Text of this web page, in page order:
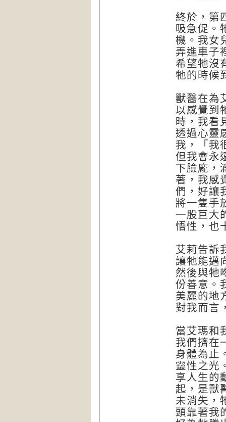
終於，第
吸急促。
機。我女
弄進車子
希望牠沒
牠的時候
獸醫在為
以感覺到
時，我看
透過心靈
我，「我
但我會永
下臉龐，
著，我感
們，好讓
將一隻手
一股巨大
悟性，也
艾莉告訴
讓牠能邁
然後與牠
份善意。
美麗的地
對我而言
當艾瑪和
我們擠在
身體為止
靈性之光
享人生的
起，是獸
未消失，
頭靠著我